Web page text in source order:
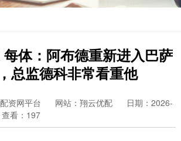
体：阿布德重新进入巴萨
总监德科非常看重他
资网平台 网站：翔云优配
日期：2026-
查看：197